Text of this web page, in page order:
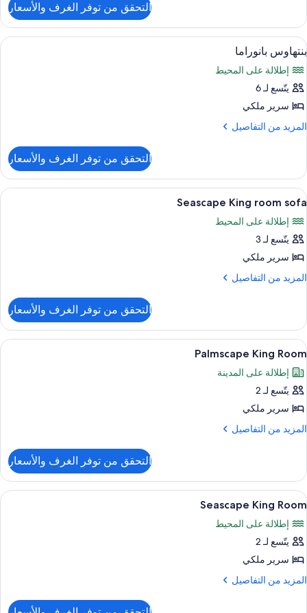
Horizon
Penthouse
التحقق من توفر الغرف والأسعار
استعراض
جميع
صور
بنتهاوس
بانوراما
أغطية فراش متميزة وميني بار وخزنة
10
بنتهاوس بانوراما
إطلالة على المحيط
يتّسع لـ 6
سرير ملكي
المزيد من التفاصيل
المزيد
بنتهاوس
بانوراما
التحقق من توفر الغرف والأسعار
استعراض
جميع
صور
Seascape
King
room
أغطية فراش متميزة وميني بار وخزنة
5
Seascape King room sofa
إطلالة على المحيط
يتّسع لـ 3
سرير ملكي
المزيد من التفاصيل
المزيد
Seascape
King
room
التحقق من توفر الغرف والأسعار
استعراض
جميع
صور
Palmscape
King
Room
أغطية فراش متميزة وميني بار وخزنة
6
Palmscape King Room
إطلالة على المدينة
يتّسع لـ 2
سرير ملكي
المزيد من التفاصيل
المزيد
Palmscape
King
Room
التحقق من توفر الغرف والأسعار
استعراض
جميع
صور
Seascape
King
Room
أغطية فراش متميزة وميني بار وخزنة
5
Seascape King Room
إطلالة على المحيط
يتّسع لـ 2
سرير ملكي
المزيد من التفاصيل
المزيد